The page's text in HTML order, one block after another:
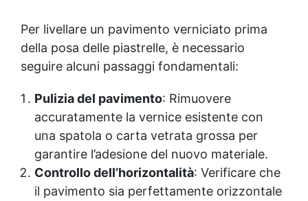
Per livellare un pavimento verniciato prima
della posa delle piastrelle, è necessario
seguire alcuni passaggi fondamentali:
Pulizia del pavimento: Rimuovere
accuratamente la vernice esistente con
una spatola o carta vetrata grossa per
garantire l’adesione del nuovo materiale.
Controllo dell’horizontalità: Verificare che
il pavimento sia perfettamente orizzontale